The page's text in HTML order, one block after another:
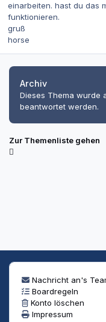
einarbeiten. hast du das
funktionieren.
gruß
horse
Archiv
Dieses Thema wurde
beantwortet werden.
Zur Themenliste gehen
Nachricht an's
Boardregeln
Konto löschen
Impressum